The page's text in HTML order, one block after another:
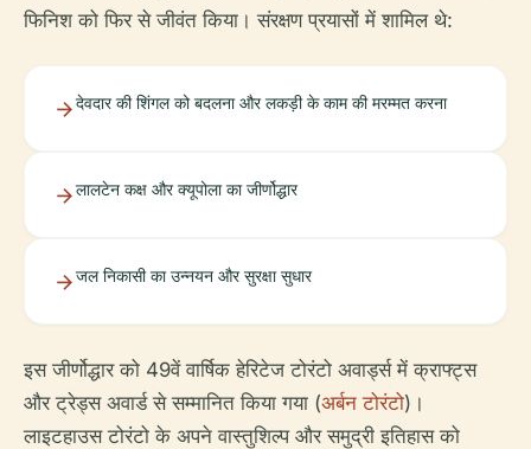
फिनिश को फिर से जीवंत किया। संरक्षण प्रयासों में शामिल थे:
देवदार की शिंगल को बदलना और लकड़ी के काम की मरम्मत करना
लालटेन कक्ष और क्यूपोला का जीर्णोद्धार
जल निकासी का उन्नयन और सुरक्षा सुधार
इस जीर्णोद्धार को 49वें वार्षिक हेरिटेज टोरंटो अवार्ड्स में क्राफ्ट्स
और ट्रेड्स अवार्ड से सम्मानित किया गया (अर्बन टोरंटो)।
लाइटहाउस टोरंटो के अपने वास्तुशिल्प और समुद्री इतिहास को